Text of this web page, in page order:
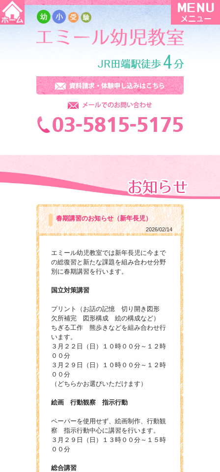
春期講習のお知らせ（新年長児）
2026/02/14
エミール幼児教室では新年長児に今まで
の総復習と新たな課題を組み合わせ分野
別に春期講習を行います。
国立対策講習
プリント（お話の記憶 切り開き図形
欠所補完 図形構成 絵の構成など）
ちぎる工作 熊歩きなどを組み合わせ行
います。
３月２２日（日）１０時００分～１２時
００分
３月２９日（日）１０時００分～１２時
００分
（どちらかお選びいただけます）
絵画 行動観察 指示行動
ペーパーを使用せず、絵画制作、行動観
察 指示行動中心に講習を行います。
３月２９日（日）１３時００分～１５時
００分
総合講習